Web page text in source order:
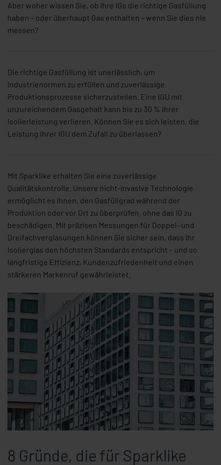
Aber woher wissen Sie, ob Ihre IGs die richtige Gasfüllung
haben – oder überhaupt Gas enthalten – wenn Sie dies nie
messen?
Die richtige Gasfüllung ist unerlässlich, um
Industrienormen zu erfüllen und zuverlässige
Produktionsprozesse sicherzustellen. Eine IGU mit
unzureichendem Gasgehalt kann bis zu 30 % ihrer
Isolierleistung verlieren. Können Sie es sich leisten, die
Leistung Ihrer IGU dem Zufall zu überlassen?
Mit Sparklike erhalten Sie eine zuverlässige
Qualitätskontrolle. Unsere nicht-invasive Technologie
ermöglicht es Ihnen, den Gasfüllgrad während der
Produktion oder vor Ort zu überprüfen, ohne das IG zu
beschädigen. Mit präzisen Messungen für Doppel- und
Dreifachverglasungen können Sie sicher sein, dass Ihr
Isolierglas den höchsten Standards entspricht – und so
langfristige Effizienz, Kundenzufriedenheit und einen
stärkeren Markenruf gewährleistet.
8 Gründe, die für Sparklike